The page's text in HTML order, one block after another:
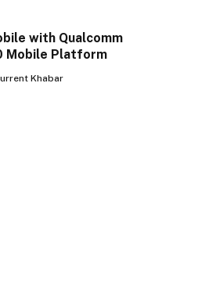
with Qualcomm
Mobile Platform
Khabar